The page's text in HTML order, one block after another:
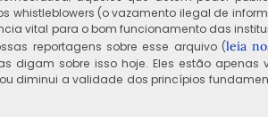
whistleblowers (o vazamento ilegal de
vital para o bom funcionamento das
reportagens sobre esse arquivo (leia
digam sobre isso hoje. Eles estão
diminui a validade dos princípios